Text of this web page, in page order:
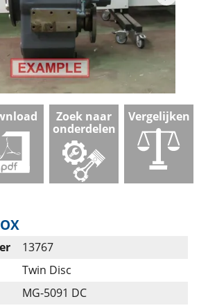
Zoek naar
onderdelen
Vergelijken
13767
Twin Disc
MG-5091 DC